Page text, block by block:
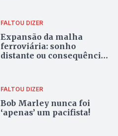
FALTOU DIZER
Expansão da malha
ferroviária: sonho
distante ou consequência
FALTOU DIZER
Bob Marley nunca foi
‘apenas’ um pacifista!